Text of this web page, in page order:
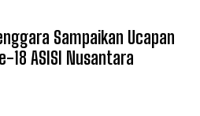
Sampaikan Ucapan
18 ASISI Nusantara